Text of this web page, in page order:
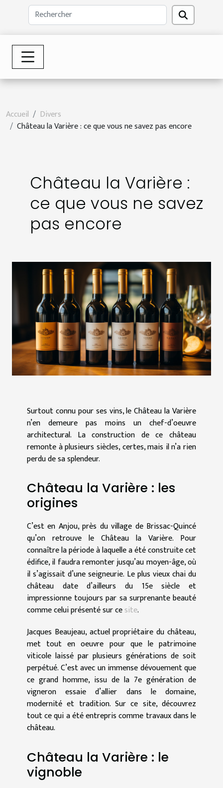
Accueil
Divers
Château la Varière : ce que vous ne savez pas encore
Château la Varière :
ce que vous ne savez
pas encore
Surtout connu pour ses vins, le Château la Varière
n’en demeure pas moins un chef-d’oeuvre
architectural. La construction de ce château
remonte à plusieurs siècles, certes, mais il n’a rien
perdu de sa splendeur.
Château la Varière : les
origines
C’est en Anjou, près du village de Brissac-Quincé
qu’on retrouve le Château la Varière. Pour
connaître la période à laquelle a été construite cet
édifice, il faudra remonter jusqu’au moyen-âge, où
il s’agissait d’une seigneurie. Le plus vieux chai du
château date d’ailleurs du 15e siècle et
impressionne toujours par sa surprenante beauté
comme celui présenté sur cesite.
Jacques Beaujeau, actuel propriétaire du château,
met tout en oeuvre pour que le patrimoine
viticole laissé par plusieurs générations de soit
perpétué. C’est avec un immense dévouement que
ce grand homme, issu de la 7e génération de
vigneron essaie d’allier dans le domaine,
modernité et tradition. Sur ce site, découvrez
tout ce qui a été entrepris comme travaux dans le
château.
Château la Varière : le
vignoble